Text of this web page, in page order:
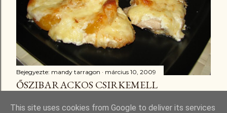
Bejegyezte: mandy tarragon március 10, 2009
ŐSZIBARACKOS CSIRKEMELL
This site uses cookies from Google to deliver its services